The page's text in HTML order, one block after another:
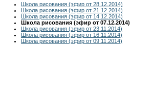
Школа рисования (эфир от 28.12.2014)
Школа рисования (эфир от 21.12.2014)
Школа рисования (эфир от 14.12.2014)
Школа рисования (эфир от 07.12.2014)
Школа рисования (эфир от 23.11.2014)
Школа рисования (эфир от 16.11.2014)
Школа рисования (эфир от 09.11.2014)